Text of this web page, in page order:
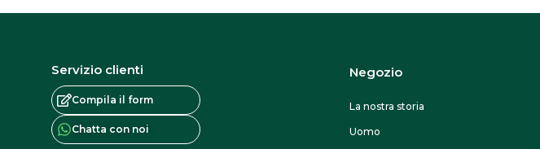
Servizio clienti
Compila il form
Chatta con noi
Negozio
La nostra storia
Uomo